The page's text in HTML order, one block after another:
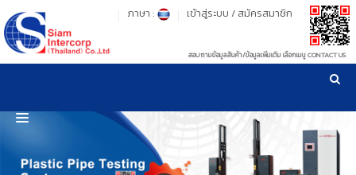
รู้ลึก รู้จริง เรื่องเครื่องมือทดสอบวัสดุ ! ยืน 1 เรื่องมาตรฐานการให้บริการ
เข้าสู่ระบบ / สมัครสมาชิก
ภาษา :
สอบถามข้อมูลสินค้า/ข้อมูลเพิ่มเติม เลือกเมนู CONTACT US
HOME